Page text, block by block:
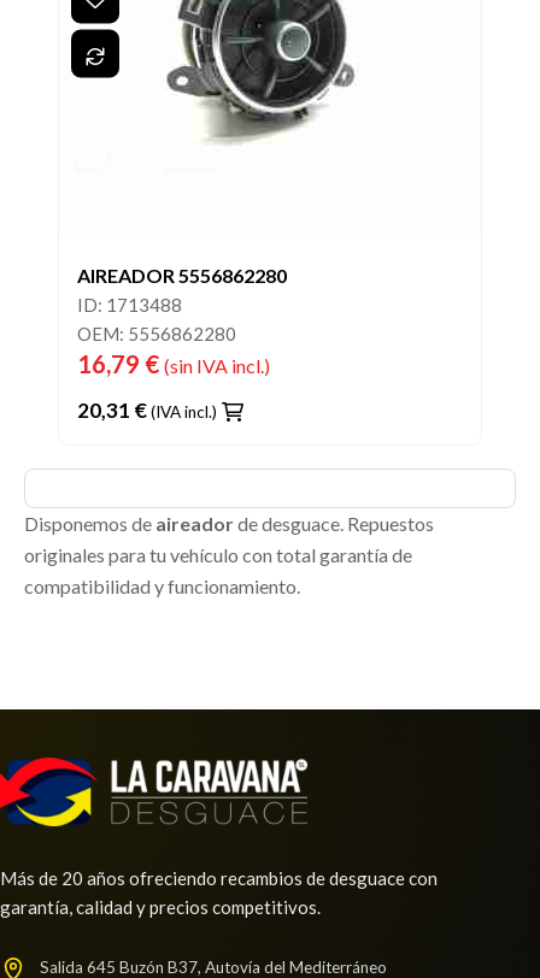
AIREADOR 5556862280
ID: 1713488
OEM: 5556862280
16,79 € (sin IVA incl.)
20,31 €(IVA incl.)
Disponemos de aireadorde desguace. Repuestos
originales para tu vehículo con total garantía de
compatibilidad y funcionamiento.
Más de 20 años ofreciendo recambios de desguace con
garantía, calidad y precios competitivos.
Salida 645 Buzón B37, Autovía del Mediterráneo